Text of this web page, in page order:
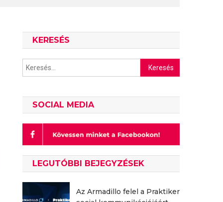
KERESÉS
Keresés:
SOCIAL MEDIA
LEGUTÓBBI BEJEGYZÉSEK
Az Armadillo felel a Praktiker